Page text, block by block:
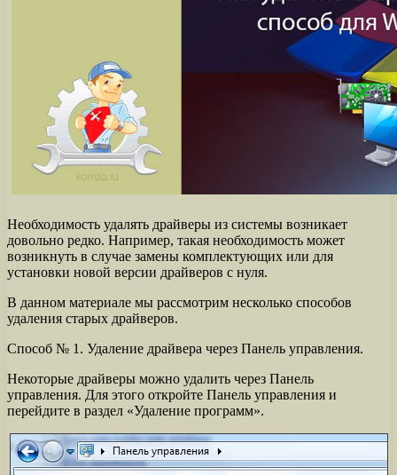
Необходимость удалять драйверы из системы возникает
довольно редко. Например, такая необходимость может
возникнуть в случае замены комплектующих или для
установки новой версии драйверов с нуля.
В данном материале мы рассмотрим несколько способов
удаления старых драйверов.
Способ № 1. Удаление драйвера через Панель управления.
Некоторые драйверы можно удалить через Панель
управления. Для этого откройте Панель управления и
перейдите в раздел «Удаление программ».